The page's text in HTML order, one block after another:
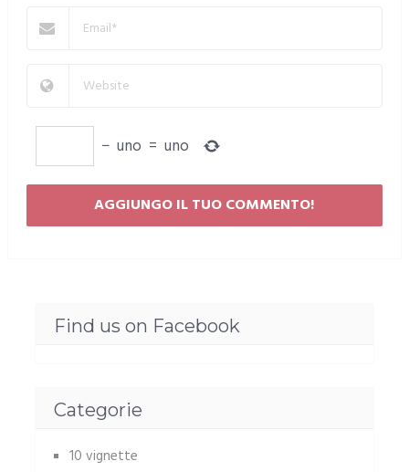
− uno = uno
Find us on Facebook
Categorie
10 vignette